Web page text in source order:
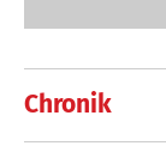
Chronik